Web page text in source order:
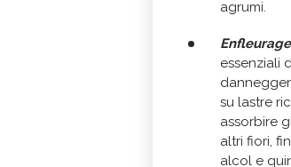
agrumi.
E
essenziali
su lastre
assorbire
altri fiori,
alcol e